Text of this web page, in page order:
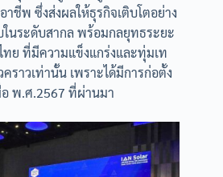
ชีพ ซึ่งส่งผลให้ธุรกิจเติบโตอย่าง
นระดับสากล พร้อมกลยุทธระยะ
ย ที่มีความแข็งแกร่งและทุ่มเท
ราวเท่านั้น เพราะได้มีการก่อตั้ง
อ พ.ศ.2567 ที่ผ่านมา